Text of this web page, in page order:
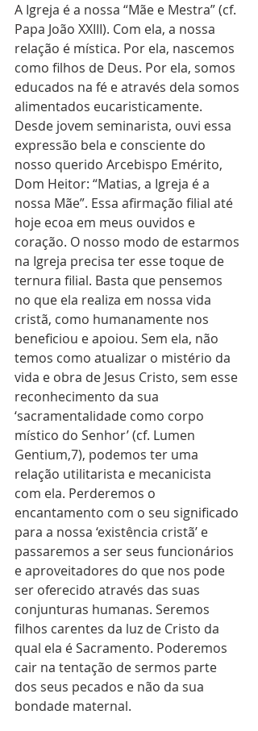
A Igreja é a nossa “Mãe e Mestra” (cf.
Papa João XXIII). Com ela, a nossa
relação é mística. Por ela, nascemos
como filhos de Deus. Por ela, somos
educados na fé e através dela somos
alimentados eucaristicamente.
Desde jovem seminarista, ouvi essa
expressão bela e consciente do
nosso querido Arcebispo Emérito,
Dom Heitor: “Matias, a Igreja é a
nossa Mãe”. Essa afirmação filial até
hoje ecoa em meus ouvidos e
coração. O nosso modo de estarmos
na Igreja precisa ter esse toque de
ternura filial. Basta que pensemos
no que ela realiza em nossa vida
cristã, como humanamente nos
beneficiou e apoiou. Sem ela, não
temos como atualizar o mistério da
vida e obra de Jesus Cristo, sem esse
reconhecimento da sua
‘sacramentalidade como corpo
místico do Senhor’ (cf. Lumen
Gentium,7), podemos ter uma
relação utilitarista e mecanicista
com ela. Perderemos o
encantamento com o seu significado
para a nossa ‘existência cristã’ e
passaremos a ser seus funcionários
e aproveitadores do que nos pode
ser oferecido através das suas
conjunturas humanas. Seremos
filhos carentes da luz de Cristo da
qual ela é Sacramento. Poderemos
cair na tentação de sermos parte
dos seus pecados e não da sua
bondade maternal.